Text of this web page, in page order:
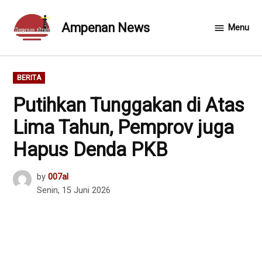
content
Ampenan News Menu
POSTED
IN
BERITA
Putihkan Tunggakan di Atas
Lima Tahun, Pemprov juga
Hapus Denda PKB
by 007al
Senin, 15 Juni 2026